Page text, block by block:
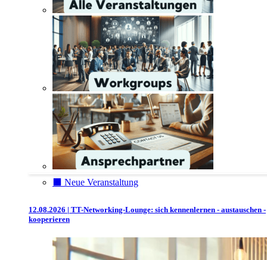
⬛️ Neue Veranstaltung
12.08.2026 | TT-Networking-Lounge: sich kennenlernen - austauschen -
kooperieren